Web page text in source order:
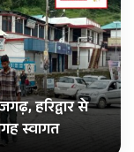
हरिद्वार से
स्वागत